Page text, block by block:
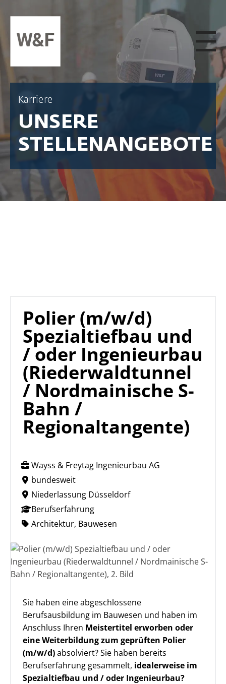
ZUM INHALT SPRINGEN
Karriere
UNSERE
STELLENANGEBOTE
Polier (m/w/d)
Spezialtiefbau und
/ oder Ingenieurbau
(Riederwaldtunnel
/ Nordmainische S-
Bahn /
Regionaltangente)
Wayss & Freytag Ingenieurbau AG
bundesweit
Niederlassung Düsseldorf
Berufserfahrung
Architektur, Bauwesen
Sie haben eine abgeschlossene
Berufsausbildung im Bauwesen und haben im
Anschluss Ihren Meistertitel erworben oder
eine Weiterbildung zum geprüften Polier
(m/w/d)absolviert? Sie haben bereits
Berufserfahrung gesammelt, idealerweise im
Spezialtiefbau und / oder Ingenieurbau?